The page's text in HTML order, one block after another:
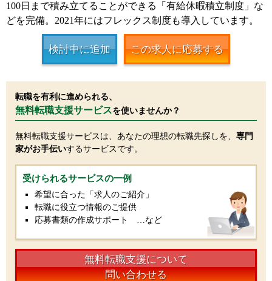
100日まで積み立てることができる「有給休暇積立制度」な
どを完備。2021年にはフレックス制度も導入しています。
検討中に追加 この求人に応募する
転職を有利に進められる、
無料転職支援サービスを使いませんか？
無料転職支援サービスは、あなたの理想の転職先探しを、 専門
家がお手伝いするサービスです。
受けられるサービスの一例
希望に合った「求人のご紹介」
転職に役立つ情報のご提供
応募書類の作成サポート …など
無料転職支援について
問い合わせる